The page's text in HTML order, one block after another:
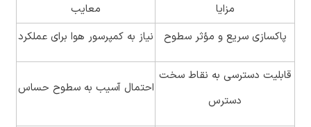
مزایا
معایب
پاکسازی سریع و مؤثر سطوح
نیاز به کمپرسور هوا برای عملکرد
قابلیت دسترسی به نقاط سخت
دسترس
احتمال آسیب به سطوح حساس